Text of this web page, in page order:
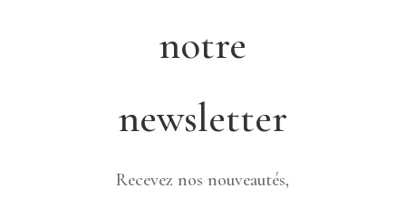
notre
newsletter
Recevez nos nouveautés,